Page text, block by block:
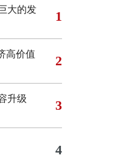
大的发
1
高价值 2
升级 3
4